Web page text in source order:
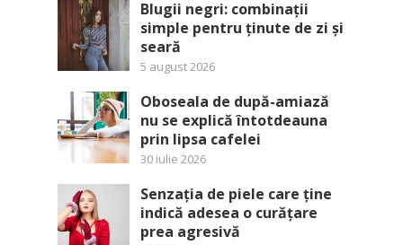
Blugii negri: combinații
simple pentru ținute de zi și
seară
5 august 2026
Oboseala de după-amiază
nu se explică întotdeauna
prin lipsa cafelei
30 iulie 2026
Senzația de piele care ține
indică adesea o curățare
prea agresivă